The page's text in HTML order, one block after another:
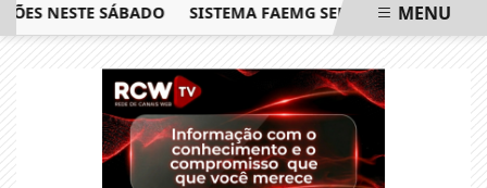
SÁBADO SISTEMA FAEMG SENAR LANÇA OMENU